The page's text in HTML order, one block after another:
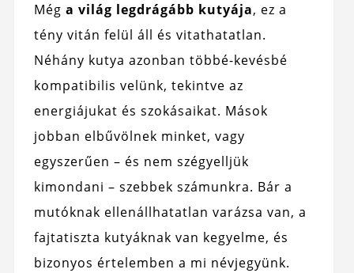
Még a világ legdrágább kutyája, ez a
tény vitán felül áll és vitathatatlan.
Néhány kutya azonban többé-kevésbé
kompatibilis velünk, tekintve az
energiájukat és szokásaikat. Mások
jobban elbűvölnek minket, vagy
egyszerűen – és nem szégyelljük
kimondani – szebbek számunkra. Bár a
mutóknak ellenállhatatlan varázsa van, a
fajtatiszta kutyáknak van kegyelme, és
bizonyos értelemben a mi névjegyünk.